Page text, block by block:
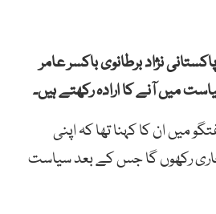
نژاد برطانوی باکسر عامر
میں آنے کا ارادہ رکھتے ہیں۔
میں ان کا کہنا تھا کہ اپنی
رکھوں گا جس کے بعد سیاست